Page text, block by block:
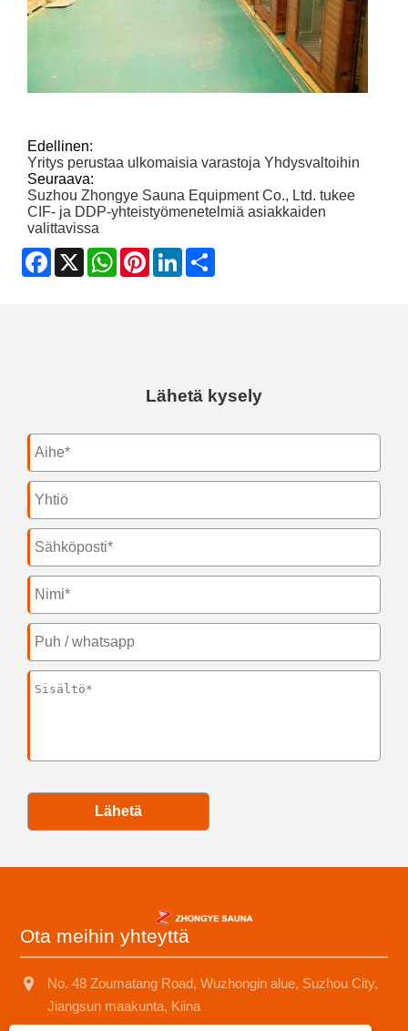
Edellinen:
Yritys perustaa ulkomaisia ​​varastoja Yhdysvaltoihin
Seuraava:
Suzhou Zhongye Sauna Equipment Co., Ltd. tukee
CIF- ja DDP-yhteistyömenetelmiä asiakkaiden
valittavissa
Facebook
X WhatsApp
PinterestLinkedIn
Lähetä kysely
Lähetä
Ota meihin yhteyttä
No. 48 Zoumatang Road, Wuzhongin alue, Suzhou City,
Jiangsun maakunta, Kiina